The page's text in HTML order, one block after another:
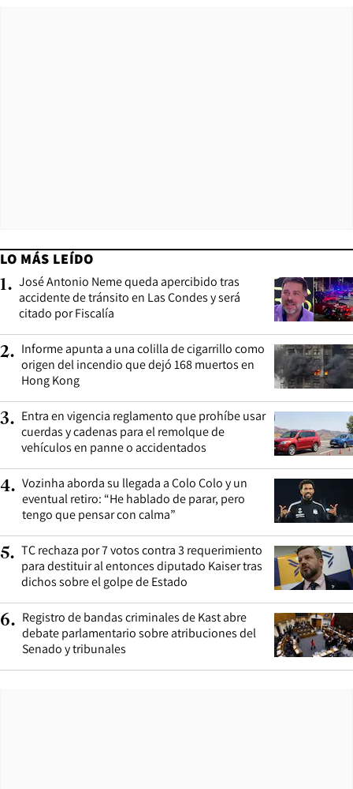
LO MÁS LEÍDO
1. José Antonio Neme queda apercibido tras
accidente de tránsito en Las Condes y será
citado por Fiscalía
2. Informe apunta a una colilla de cigarrillo como
origen del incendio que dejó 168 muertos en
Hong Kong
3. Entra en vigencia reglamento que prohíbe usar
cuerdas y cadenas para el remolque de
vehículos en panne o accidentados
4. Vozinha aborda su llegada a Colo Colo y un
eventual retiro: “He hablado de parar, pero
tengo que pensar con calma”
5. TC rechaza por 7 votos contra 3 requerimiento
para destituir al entonces diputado Kaiser tras
dichos sobre el golpe de Estado
6. Registro de bandas criminales de Kast abre
debate parlamentario sobre atribuciones del
Senado y tribunales